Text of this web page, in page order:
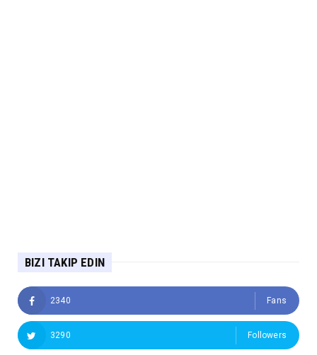
BIZI TAKIP EDIN
2340 Fans
3290 Followers